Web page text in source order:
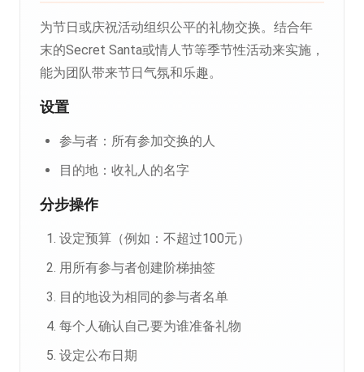
为节日或庆祝活动组织公平的礼物交换。结合年
末的Secret Santa或情人节等季节性活动来实施，
能为团队带来节日气氛和乐趣。
设置
参与者：所有参加交换的人
目的地：收礼人的名字
分步操作
设定预算（例如：不超过100元）
用所有参与者创建阶梯抽签
目的地设为相同的参与者名单
每个人确认自己要为谁准备礼物
设定公布日期